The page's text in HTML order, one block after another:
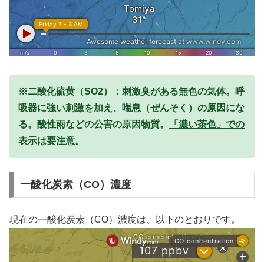
※二酸化硫黄（SO2）：刺激臭がある無色の気体。呼
吸器に強い刺激を加え、喘息（ぜんそく）の原因にな
る。酸性雨などの公害の原因物質。
「濃い茶色」での
表示は要注意。
一酸化炭素（CO）濃度
現在の一酸化炭素（CO）濃度は、以下のとおりです。